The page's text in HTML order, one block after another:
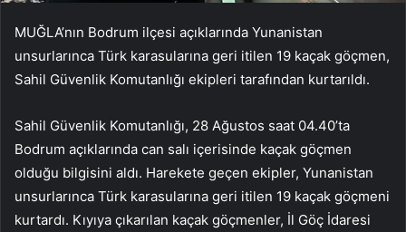
MUĞLA’nın Bodrum ilçesi açıklarında Yunanistan
unsurlarınca Türk karasularına geri itilen 19 kaçak göçmen,
Sahil Güvenlik Komutanlığı ekipleri tarafından kurtarıldı.
Sahil Güvenlik Komutanlığı, 28 Ağustos saat 04.40’ta
Bodrum açıklarında can salı içerisinde kaçak göçmen
olduğu bilgisini aldı. Harekete geçen ekipler, Yunanistan
unsurlarınca Türk karasularına geri itilen 19 kaçak göçmeni
kurtardı. Kıyıya çıkarılan kaçak göçmenler, İl Göç İdaresi